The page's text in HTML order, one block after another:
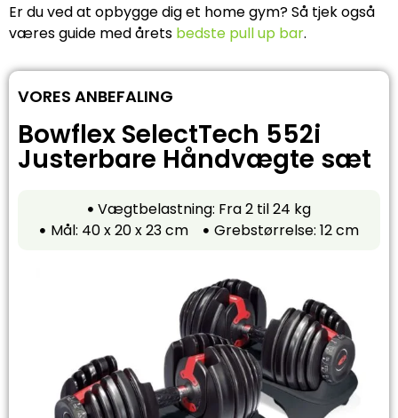
Er du ved at opbygge dig et home gym? Så tjek også
væres guide med årets bedste pull up bar.
VORES ANBEFALING
Bowflex SelectTech 552i
Justerbare Håndvægte sæt
Vægtbelastning: Fra 2 til 24 kg
Mål: 40 x 20 x 23 cm
Grebstørrelse: 12 cm